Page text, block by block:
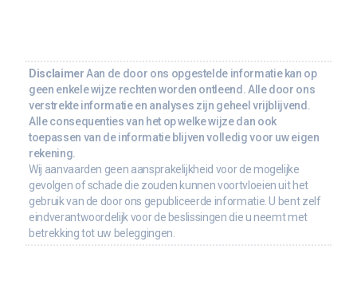
Disclaimer Aan de door ons opgestelde informatie kan op
geen enkele wijze rechten worden ontleend. Alle door ons
verstrekte informatie en analyses zijn geheel vrijblijvend.
Alle consequenties van het op welke wijze dan ook
toepassen van de informatie blijven volledig voor uw eigen
rekening.
Wij aanvaarden geen aansprakelijkheid voor de mogelijke
gevolgen of schade die zouden kunnen voortvloeien uit het
gebruik van de door ons gepubliceerde informatie. U bent zelf
eindverantwoordelijk voor de beslissingen die u neemt met
betrekking tot uw beleggingen.